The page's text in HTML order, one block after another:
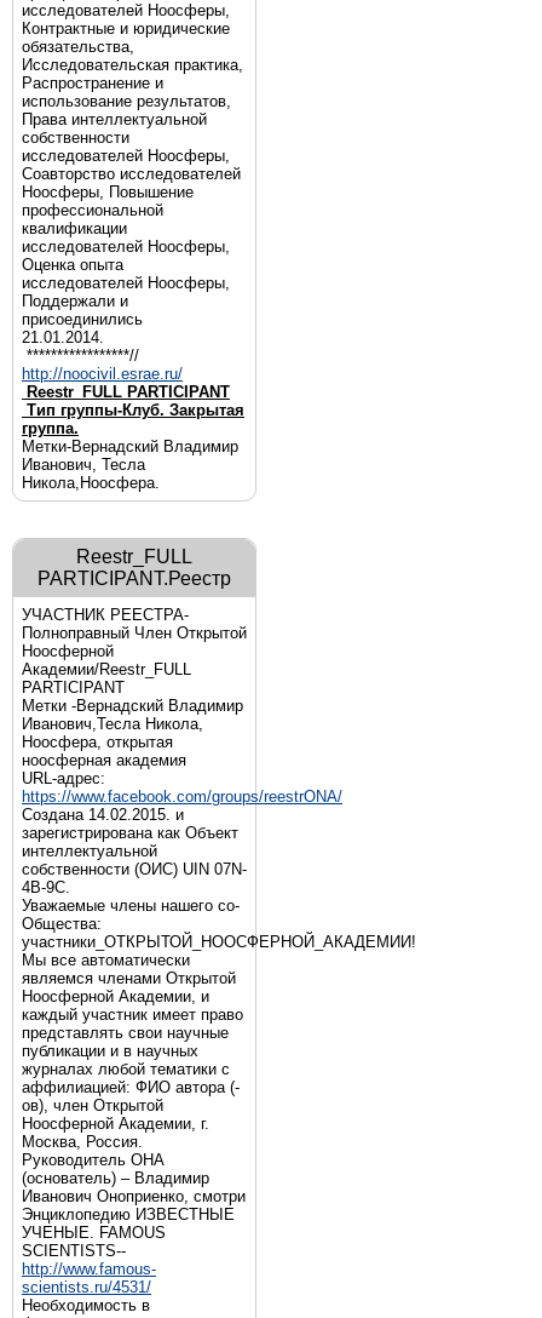
исследователей Ноосферы,
Контрактные и юридические
обязательства,
Исследовательская практика,
Распространение и
использование результатов,
Права интеллектуальной
собственности
исследователей Ноосферы,
Соавторство исследователей
Ноосферы, Повышение
профессиональной
квалификации
исследователей Ноосферы,
Оценка опыта
исследователей Ноосферы,
Поддержали и
присоединились
21.01.2014.
*****************//
http://noocivil.esrae.ru/
Reestr_FULL PARTICIPANT
Тип группы-Клуб. Закрытая
группа.
Метки-Вернадский Владимир
Иванович, Тесла
Никола,Ноосфера.
Reestr_FULL
PARTICIPANT.Реестр
УЧАСТНИК РЕЕСТРА-
Полноправный Член Открытой
Ноосферной
Академии/Reestr_FULL
PARTICIPANT
Метки -Вернадский Владимир
Иванович,Тесла Никола,
Ноосфера, открытая
ноосферная академия
URL-адрес:
https://www.facebook.com/groups/reestrONA/
Создана 14.02.2015. и
зарегистрирована как Объект
интеллектуальной
собственности (ОИС) UIN 07N-
4B-9C.
Уважаемые члены нашего со-
Общества:
участники_ОТКРЫТОЙ_НООСФЕРНОЙ_АКАДЕМИИ!
Мы все автоматически
являемся членами Открытой
Ноосферной Академии, и
каждый участник имеет право
представлять свои научные
публикации и в научных
журналах любой тематики с
аффилиацией: ФИО автора (-
ов), член Открытой
Ноосферной Академии, г.
Москва, Россия.
Руководитель ОНА
(основатель) – Владимир
Иванович Оноприенко, смотри
Энциклопедию ИЗВЕСТНЫЕ
УЧЕНЫЕ. FAMOUS
SCIENTISTS--
http://www.famous-
scientists.ru/4531/
Необходимость в